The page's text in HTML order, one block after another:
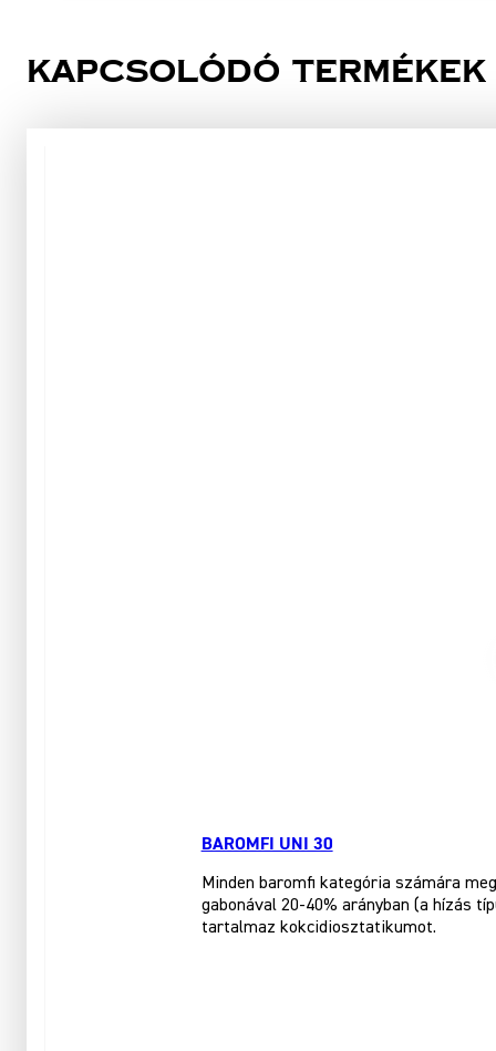
Kapcsolódó termékek
BAROMFI UNI 30
Minden baromfi kategória számára
gabonával 20-40% arányban (a hízás
tartalmaz kokcidiosztatikumot.